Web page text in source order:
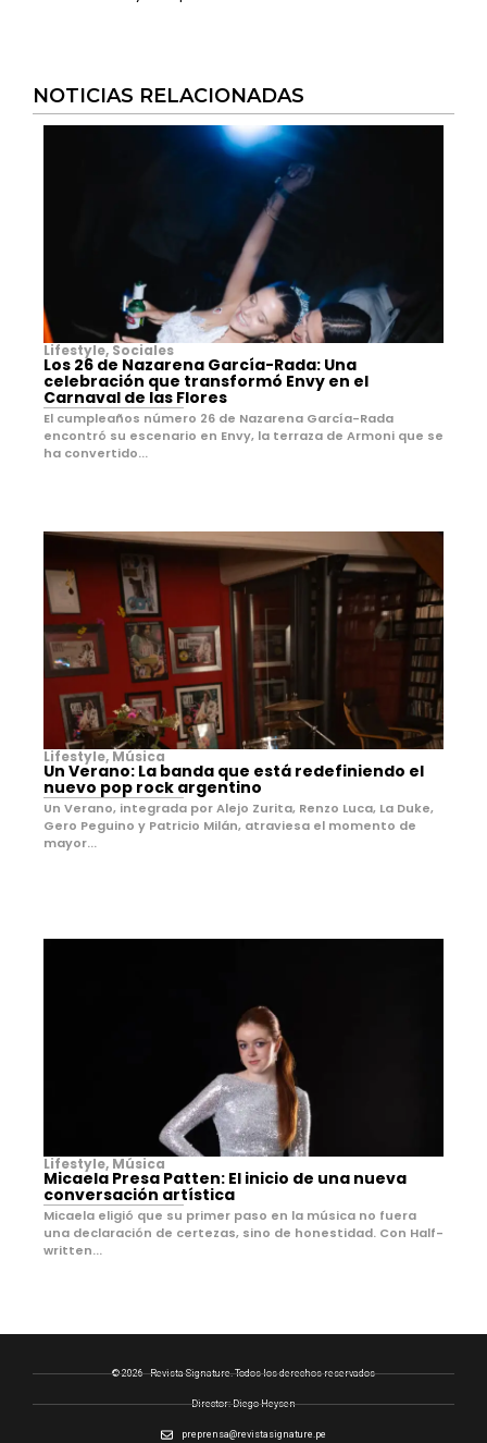
NOTICIAS RELACIONADAS
Lifestyle, Sociales
Los 26 de Nazarena García-Rada: Una
celebración que transformó Envy en el
Carnaval de las Flores
El cumpleaños número 26 de Nazarena García-Rada
encontró su escenario en Envy, la terraza de Armoni que se
ha convertido...
Lifestyle, Música
Un Verano: La banda que está redefiniendo el
nuevo pop rock argentino
Un Verano, integrada por Alejo Zurita, Renzo Luca, La Duke,
Gero Peguino y Patricio Milán, atraviesa el momento de
mayor...
Lifestyle, Música
Micaela Presa Patten: El inicio de una nueva
conversación artística
Micaela eligió que su primer paso en la música no fuera
una declaración de certezas, sino de honestidad. Con Half-
written...
© 2026 - Revista Signature. Todos los derechos reservados
Director: Diego Heysen
preprensa@revistasignature.pe